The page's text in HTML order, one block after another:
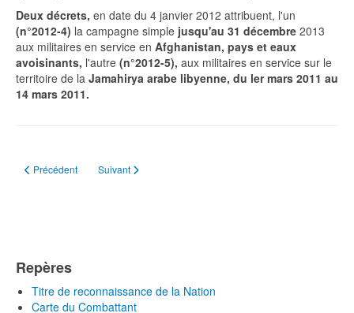
Deux décrets, en date du 4 janvier 2012 attribuent, l'un
(n°2012-4) la campagne simple jusqu'au 31 décembre 2013
aux militaires en service en Afghanistan, pays et eaux
avoisinants, l'autre (n°2012-5), aux militaires en service sur le
territoire de la Jamahirya arabe libyenne, du ler mars 2011 au
14 mars 2011.
Article précédent : Rappel de l’historique du rapport constant.
Précédent Article suivant : Titre de reconnaissance de la nation
Suivant
Repères
Titre de reconnaissance de la Nation
Carte du Combattant